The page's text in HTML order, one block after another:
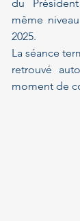
du
même
2025.
La séance
retrouvé
moment de